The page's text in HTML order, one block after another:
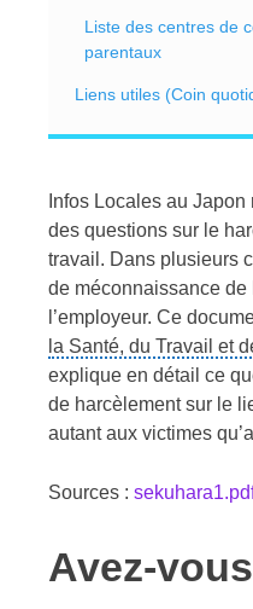
Liste des centres de
parentaux
Liens utiles (Coin
Infos Locales au
des questions sur le
travail. Dans plusieurs
de méconnaissance
l’employeur. Ce
la Santé, du Travail et
explique en détail ce
de harcèlement sur le
autant aux victimes
Sources :
Avez-